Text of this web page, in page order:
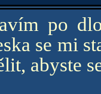
po
se mi
abyste